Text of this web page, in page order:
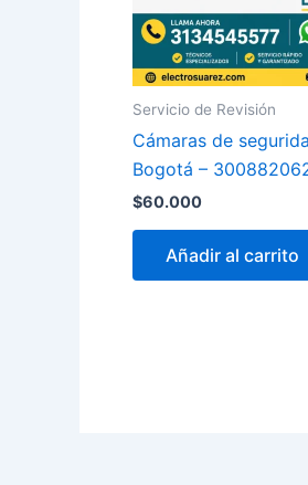
Servicio de Revisión
Cámaras de
Bogotá –
$60.000
Añadir al carrito